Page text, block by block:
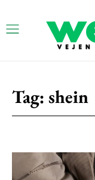
Free
Tag: shein